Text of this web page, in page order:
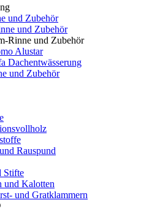
und Zubehör
und Zubehör
Rinne und Zubehör
Alustar
Dachentwässerung
und Zubehör
Rauspund
Stifte
und Kalotten
und Gratklammern